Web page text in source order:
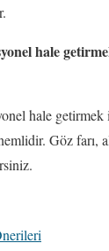
hale
hale
Göz farı,